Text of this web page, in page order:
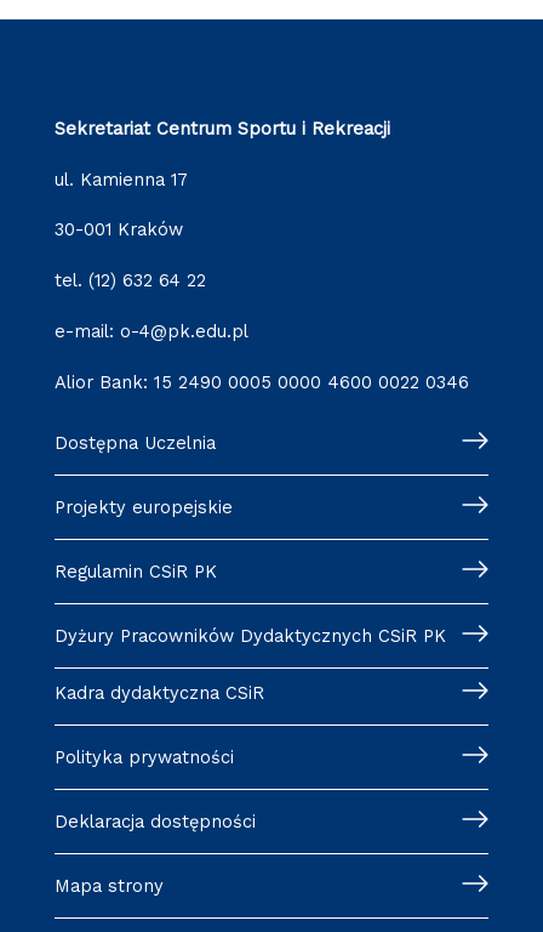
Sekretariat Centrum Sportu i Rekreacji
ul. Kamienna 17
30-001 Kraków
tel. (12) 632 64 22
e-mail: o-4@pk.edu.pl
Alior Bank: 15 2490 0005 0000 4600 0022 0346
Dostępna Uczelnia
Projekty europejskie
Regulamin CSiR PK
Dyżury Pracowników Dydaktycznych CSiR PK
Kadra dydaktyczna CSiR
Polityka prywatności
Deklaracja dostępności
Mapa strony